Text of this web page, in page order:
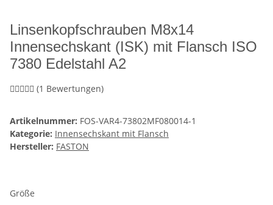
Linsenkopfschrauben M8x14
Innensechskant (ISK) mit Flansch ISO
7380 Edelstahl A2
(1 Bewertungen)
Artikelnummer: FOS-VAR4-73802MF080014-1
Kategorie: Innensechskant mit Flansch
Hersteller: FASTON
Größe